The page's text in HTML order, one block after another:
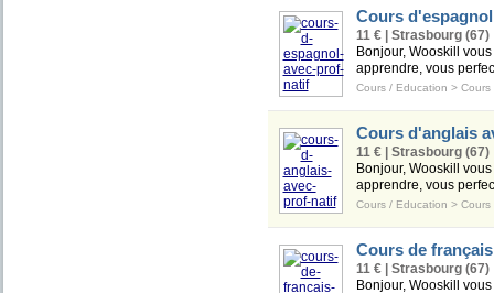
Cours
11 € | Strasbourg (67)
Bonjour, Wooskill
apprendre, vous
Cours / Education > Cours
Cours d'anglais
11 € | Strasbourg (67)
Bonjour, Wooskill
apprendre, vous
Cours / Education > Cours
Cours de
11 € | Strasbourg (67)
Bonjour, Wooskill